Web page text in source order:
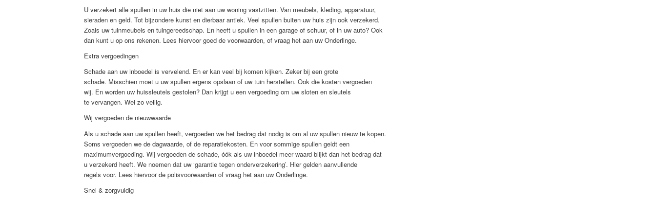
U verzekert alle spullen in uw huis die niet aan uw woning vastzitten. Van meubels, kleding, apparatuur,
sieraden en geld. Tot bijzondere kunst en dierbaar antiek. Veel spullen buiten uw huis zijn ook verzekerd.
Zoals uw tuinmeubels en tuingereedschap. En heeft u spullen in een garage of schuur, of in uw auto? Ook
dan kunt u op ons rekenen. Lees hiervoor goed de voorwaarden, of vraag het aan uw Onderlinge.
Extra vergoedingen
Schade aan uw inboedel is vervelend. En er kan veel bij komen kijken. Zeker bij een grote
schade. Misschien moet u uw spullen ergens opslaan of uw tuin herstellen. Ook die kosten vergoeden
wij. En worden uw huissleutels gestolen? Dan krijgt u een vergoeding om uw sloten en sleutels
te vervangen. Wel zo veilig.
Wij vergoeden de nieuwwaarde
Als u schade aan uw spullen heeft, vergoeden we het bedrag dat nodig is om al uw spullen nieuw te kopen.
Soms vergoeden we de dagwaarde, of de reparatiekosten. En voor sommige spullen geldt een
maximumvergoeding. Wij vergoeden de schade, óók als uw inboedel meer waard blijkt dan het bedrag dat
u verzekerd heeft. We noemen dat uw ‘garantie tegen onderverzekering’. Hier gelden aanvullende
regels voor. Lees hiervoor de polisvoorwaarden of vraag het aan uw Onderlinge.
Snel & zorgvuldig